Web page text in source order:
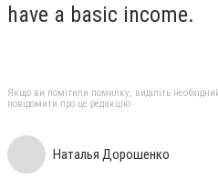
have a basic income.
Якщо ви помітили помилку, виділіть
повідомити про це редакцію
Наталья Дорошенко